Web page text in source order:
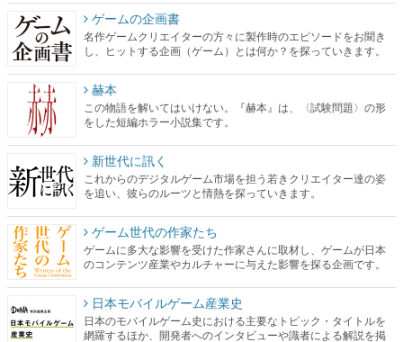
ゲームの企画書
名作ゲームクリエイターの方々に製作時のエピソードをお聞き
し、ヒットする企画（ゲーム）とは何か？を探っていきます。
赫本
この物語を解いてはいけない。『赫本』は、〈試験問題〉の形
をした短編ホラー小説集です。
新世代に訊く
これからのデジタルゲーム市場を担う若きクリエイター達の姿
を追い、彼らのルーツと情熱を探っていきます。
ゲーム世代の作家たち
ゲームに多大な影響を受けた作家さんに取材し、ゲームが日本
のコンテンツ産業やカルチャーに与えた影響を探る企画です。
日本モバイルゲーム産業史
日本のモバイルゲーム史における主要なトピック・タイトルを
網羅するほか、開発者へのインタビューや識者による解説を掲